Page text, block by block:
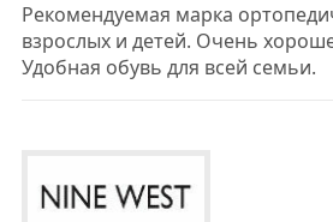
Рекомендуемая марка
взрослых и детей. Очень
Удобная обувь для всей семьи.